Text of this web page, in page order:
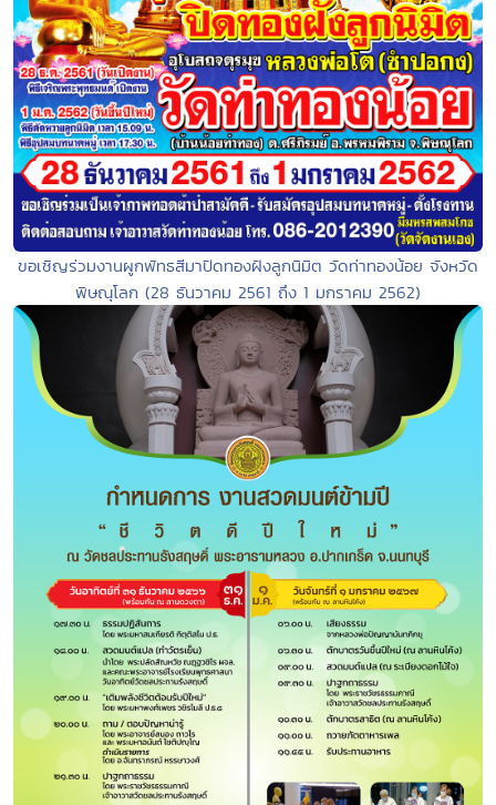
ขอเชิญร่วมงานผูกพัทธสีมาปิดทองฝังลูกนิมิต วัดท่าทองน้อย จังหวัด
พิษณุโลก (28 ธันวาคม 2561 ถึง 1 มกราคม 2562)